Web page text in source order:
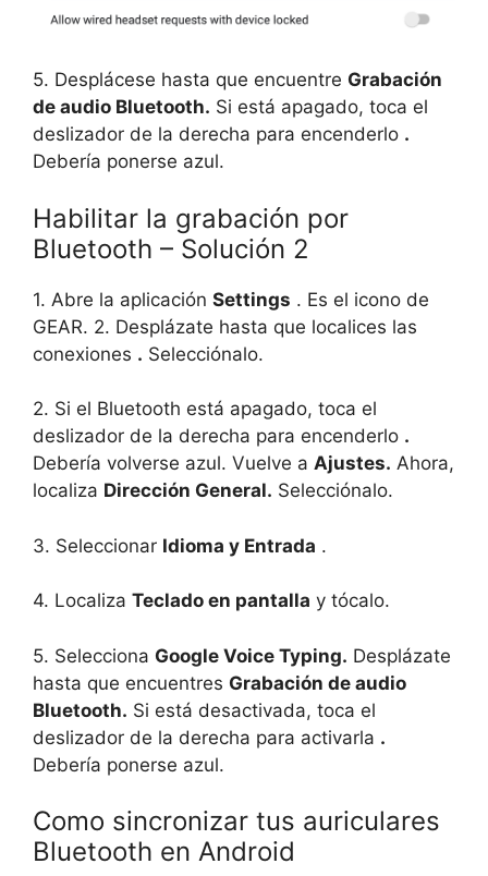
5. Desplácese hasta que encuentre Grabación
de audio Bluetooth. Si está apagado, toca el
deslizador de la derecha para encenderlo .
Debería ponerse azul.
Habilitar la grabación por
Bluetooth – Solución 2
1. Abre la aplicación Settings . Es el icono de
GEAR. 2. Desplázate hasta que localices las
conexiones . Selecciónalo.
2. Si el Bluetooth está apagado, toca el
deslizador de la derecha para encenderlo .
Debería volverse azul. Vuelve a Ajustes. Ahora,
localiza Dirección General. Selecciónalo.
3. Seleccionar Idioma y Entrada .
4. Localiza Teclado en pantalla y tócalo.
5. Selecciona Google Voice Typing. Desplázate
hasta que encuentres Grabación de audio
Bluetooth. Si está desactivada, toca el
deslizador de la derecha para activarla .
Debería ponerse azul.
Como sincronizar tus auriculares
Bluetooth en Android